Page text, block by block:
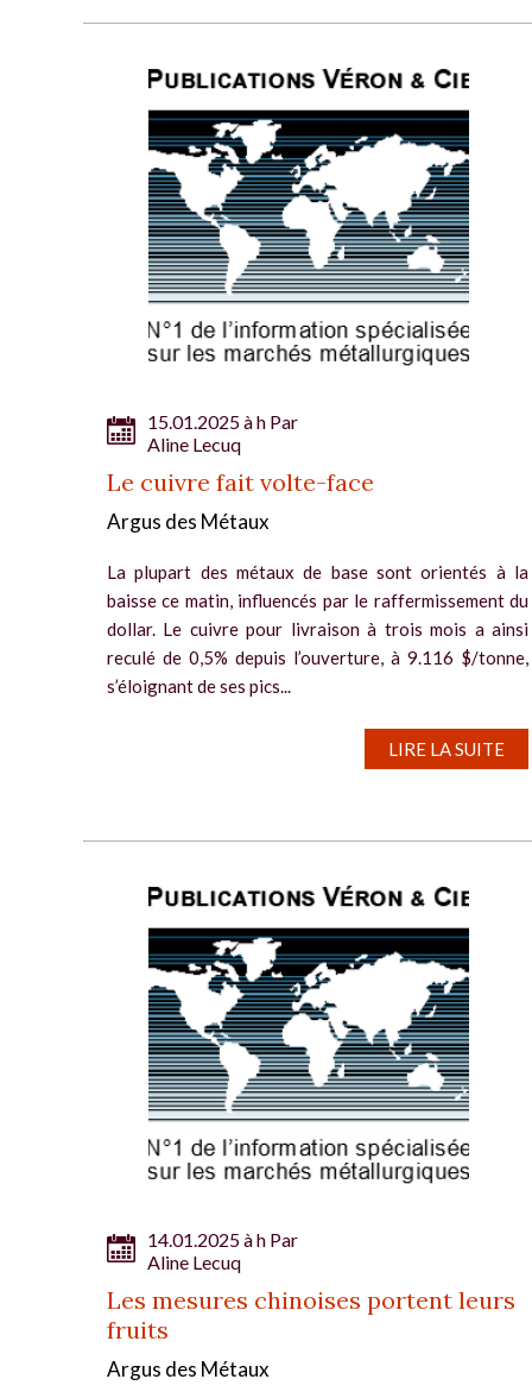
15.01.2025 à h Par
Aline Lecuq
Le cuivre fait volte-face
Argus des Métaux
La plupart des métaux de base sont orientés à la
baisse ce matin, influencés par le raffermissement du
dollar. Le cuivre pour livraison à trois mois a ainsi
reculé de 0,5% depuis l’ouverture, à 9.116 $/tonne,
s’éloignant de ses pics...
LIRE LA SUITE
14.01.2025 à h Par
Aline Lecuq
Les mesures chinoises portent leurs
fruits
Argus des Métaux